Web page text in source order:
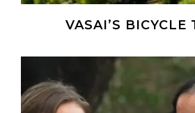
VASAI’S BICYCLE